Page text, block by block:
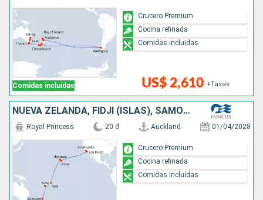
Comidas incluidas US$ 2,610 +Tasas
Crucero Premium
Cocina refinada
Comidas incluidas
NUEVA ZELANDA, FIDJI (ISLAS), SAMOA, ESTADOS UNIDOS
Royal Princess 20 d Auckland 01/04/2028
Crucero Premium
Cocina refinada
Comidas incluidas